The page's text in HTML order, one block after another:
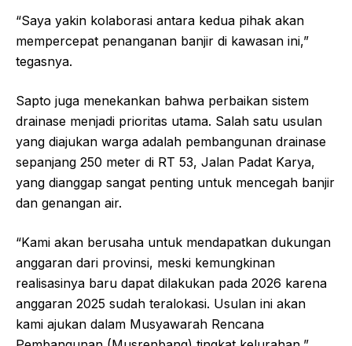
“Saya yakin kolaborasi antara kedua pihak akan
mempercepat penanganan banjir di kawasan ini,”
tegasnya.
Sapto juga menekankan bahwa perbaikan sistem
drainase menjadi prioritas utama. Salah satu usulan
yang diajukan warga adalah pembangunan drainase
sepanjang 250 meter di RT 53, Jalan Padat Karya,
yang dianggap sangat penting untuk mencegah banjir
dan genangan air.
“Kami akan berusaha untuk mendapatkan dukungan
anggaran dari provinsi, meski kemungkinan
realisasinya baru dapat dilakukan pada 2026 karena
anggaran 2025 sudah teralokasi. Usulan ini akan
kami ajukan dalam Musyawarah Rencana